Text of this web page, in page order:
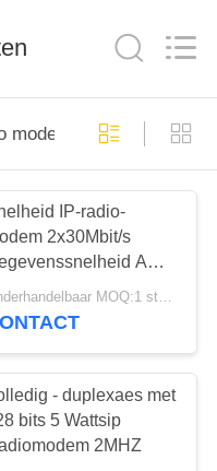
IP-radio-
2x30Mbit/s
AES
bits Versleuteling
IP/UDP/ICMP
Onderhandelbaar MOQ:1 stuks
- duplexaes met
bits 5 Wattsip
2MHZ